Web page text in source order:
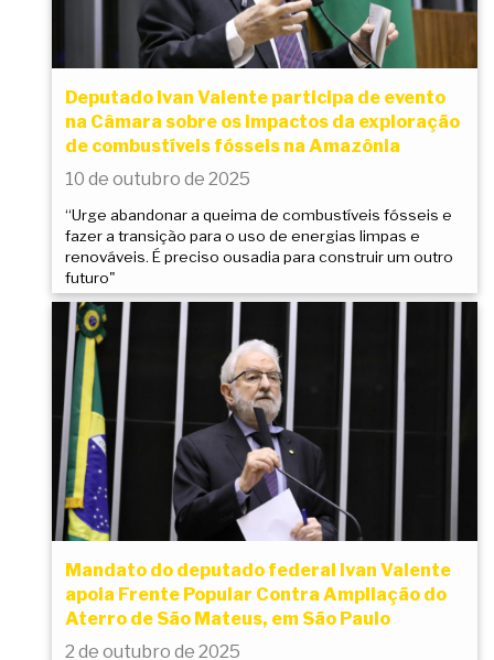
Deputado Ivan Valente participa de evento
na Câmara sobre os impactos da exploração
de combustíveis fósseis na Amazônia
10 de outubro de 2025
“Urge abandonar a queima de combustíveis fósseis e
fazer a transição para o uso de energias limpas e
renováveis. É preciso ousadia para construir um outro
futuro"
Mandato do deputado federal Ivan Valente
apoia Frente Popular Contra Ampliação do
Aterro de São Mateus, em São Paulo
2 de outubro de 2025